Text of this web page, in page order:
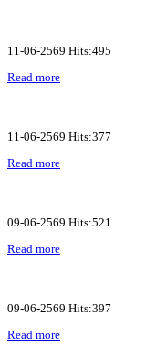
11-06-2569 Hits:495
Read more
11-06-2569 Hits:377
Read more
09-06-2569 Hits:521
Read more
09-06-2569 Hits:397
Read more